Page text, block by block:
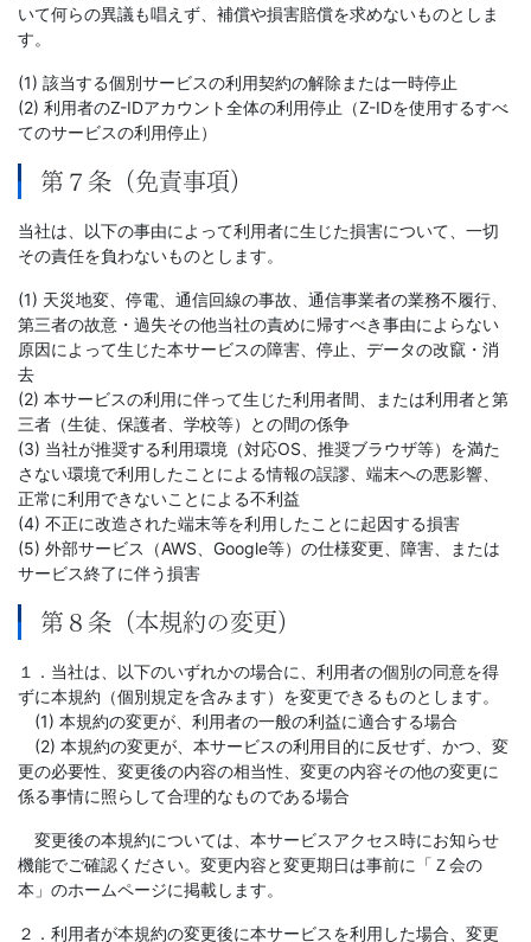
いて何らの異議も唱えず、補償や損害賠償を求めないものとしま
す。
(1) 該当する個別サービスの利用契約の解除または一時停止
(2) 利用者のZ-IDアカウント全体の利用停止（Z-IDを使用するすべ
てのサービスの利用停止）
第７条（免責事項）
当社は、以下の事由によって利用者に生じた損害について、一切
その責任を負わないものとします。
(1) 天災地変、停電、通信回線の事故、通信事業者の業務不履行、
第三者の故意・過失その他当社の責めに帰すべき事由によらない
原因によって生じた本サービスの障害、停止、データの改竄・消
去
(2) 本サービスの利用に伴って生じた利用者間、または利用者と第
三者（生徒、保護者、学校等）との間の係争
(3) 当社が推奨する利用環境（対応OS、推奨ブラウザ等）を満た
さない環境で利用したことによる情報の誤謬、端末への悪影響、
正常に利用できないことによる不利益
(4) 不正に改造された端末等を利用したことに起因する損害
(5) 外部サービス（AWS、Google等）の仕様変更、障害、または
サービス終了に伴う損害
第８条（本規約の変更）
１．当社は、以下のいずれかの場合に、利用者の個別の同意を得
ずに本規約（個別規定を含みます）を変更できるものとします。
(1) 本規約の変更が、利用者の一般の利益に適合する場合
(2) 本規約の変更が、本サービスの利用目的に反せず、かつ、変
更の必要性、変更後の内容の相当性、変更の内容その他の変更に
係る事情に照らして合理的なものである場合
変更後の本規約については、本サービスアクセス時にお知らせ
機能でご確認ください。変更内容と変更期日は事前に「Ｚ会の
本」のホームページに掲載します。
２．利用者が本規約の変更後に本サービスを利用した場合、変更